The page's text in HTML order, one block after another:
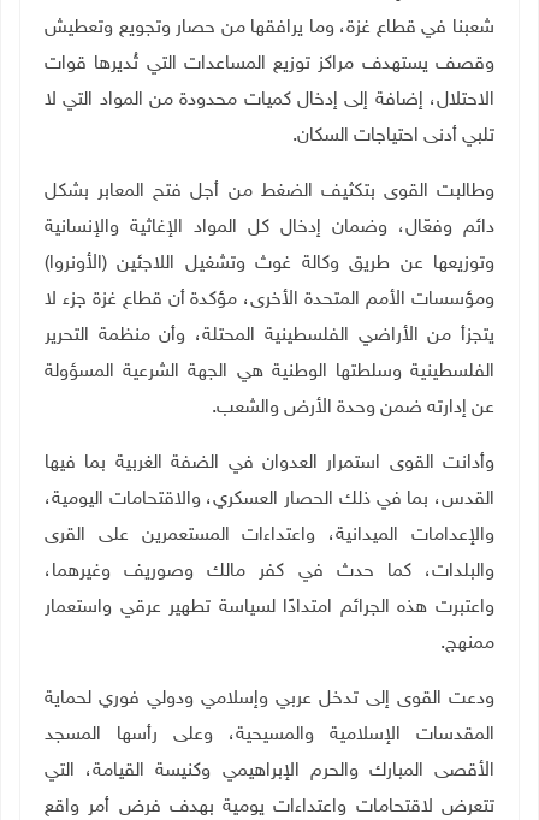
شعبنا في قطاع غزة، وما يرافقها من حصار وتجويع وتعطيش
وقصف يستهدف مراكز توزيع المساعدات التي تُديرها قوات
الاحتلال، إضافة إلى إدخال كميات محدودة من المواد التي لا
تلبي أدنى احتياجات السكان.
وطالبت القوى بتكثيف الضغط من أجل فتح المعابر بشكل
دائم وفعّال، وضمان إدخال كل المواد الإغاثية والإنسانية
وتوزيعها عن طريق وكالة غوث وتشغيل اللاجئين (الأونروا)
ومؤسسات الأمم المتحدة الأخرى، مؤكدة أن قطاع غزة جزء لا
يتجزأ من الأراضي الفلسطينية المحتلة، وأن منظمة التحرير
الفلسطينية وسلطتها الوطنية هي الجهة الشرعية المسؤولة
عن إدارته ضمن وحدة الأرض والشعب.
وأدانت القوى استمرار العدوان في الضفة الغربية بما فيها
القدس، بما في ذلك الحصار العسكري، والاقتحامات اليومية،
والإعدامات الميدانية، واعتداءات المستعمرين على القرى
والبلدات، كما حدث في كفر مالك وصوريف وغيرهما،
واعتبرت هذه الجرائم امتدادًا لسياسة تطهير عرقي واستعمار
ممنهج.
ودعت القوى إلى تدخل عربي وإسلامي ودولي فوري لحماية
المقدسات الإسلامية والمسيحية، وعلى رأسها المسجد
الأقصى المبارك والحرم الإبراهيمي وكنيسة القيامة، التي
تتعرض لاقتحامات واعتداءات يومية بهدف فرض أمر واقع